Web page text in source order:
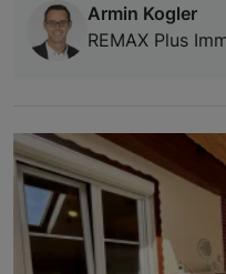
Armin Kogler
REMAX Plus